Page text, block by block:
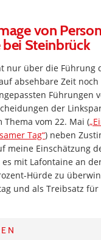
von
bei Steinbrück
nur über die Führung
absehbare Zeit
Führungen
der
vom 22. Mai (
Tag“) neben
meine Einschätzung
mit Lafontaine an
Hürde zu
und als Treibsatz